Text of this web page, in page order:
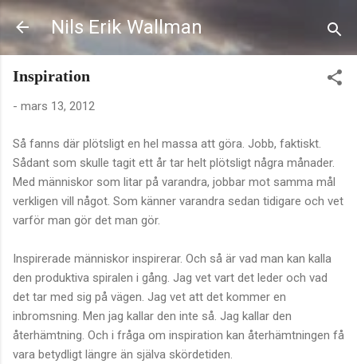
Fortsätt till huvudinnehåll
Nils Erik Wallman
Inspiration
- mars 13, 2012
Så fanns där plötsligt en hel massa att göra. Jobb, faktiskt.
Sådant som skulle tagit ett år tar helt plötsligt några månader.
Med människor som litar på varandra, jobbar mot samma mål
verkligen vill något. Som känner varandra sedan tidigare och vet
varför man gör det man gör.
Inspirerade människor inspirerar. Och så är vad man kan kalla
den produktiva spiralen i gång. Jag vet vart det leder och vad
det tar med sig på vägen. Jag vet att det kommer en
inbromsning. Men jag kallar den inte så. Jag kallar den
återhämtning. Och i fråga om inspiration kan återhämtningen få
vara betydligt längre än själva skördetiden.